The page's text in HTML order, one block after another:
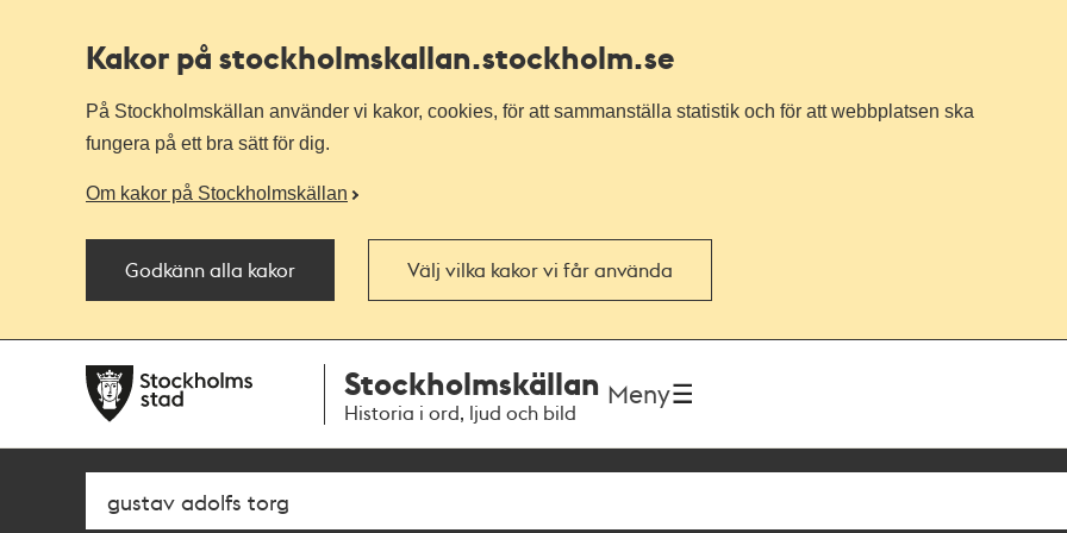
Kakor på stockholmskallan.stockholm.se
På Stockholmskällan använder vi kakor, cookies, för att sammanställa statistik och för att webbplatsen ska
fungera på ett bra sätt för dig.
Om kakor på Stockholmskällan
Godkänn alla kakor Välj vilka kakor vi får använda
navigationen
huvudinnehållet
Stockholmskällan
Historia i ord, ljud och bild
Meny
Sök